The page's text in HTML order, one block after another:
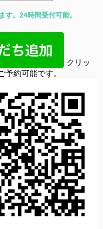
す。24時間受付可能。
クリッ
予約可能です。